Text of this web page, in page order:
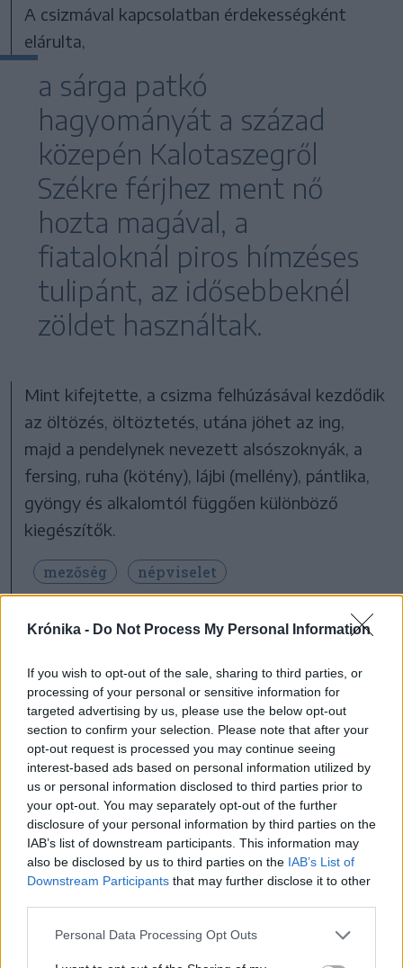
Krónika - Do Not Process My Personal Information
If you wish to opt-out of the sale, sharing to third parties, or
processing of your personal or sensitive information for
targeted advertising by us, please use the below opt-out
section to confirm your selection. Please note that after your
opt-out request is processed you may continue seeing
interest-based ads based on personal information utilized by
us or personal information disclosed to third parties prior to
your opt-out. You may separately opt-out of the further
disclosure of your personal information by third parties on the
IAB’s list of downstream participants. This information may
also be disclosed by us to third parties on the IAB’s List of
Downstream Participants that may further disclose it to other
Personal Data Processing Opt Outs
A csizmával kapcsolatban érdekességként
elárulta,
a sárga patkó
hagyományát a század
közepén Kalotaszegről
Székre férjhez ment nő
hozta magával, a
fiataloknál piros hímzéses
tulipánt, az idősebbeknél
zöldet használtak.
Mint kifejtette, a csizma felhúzásával kezdődik
az öltözés, öltöztetés, utána jöhet az ing,
majd a pendelynek nevezett alsószoknyák, a
fersing, ruha (kötény), lájbi (mellény), pántlika,
gyöngy és alkalomtól függően különböző
kiegészítők.
mezőség népviselet
szóljon hozzá!
Ezek is érdekelhetik
Krónika
Putyin egy NATO-tagállam
megtámadására készül az